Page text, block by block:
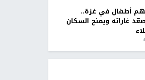
أطفال في غزة..
غاراته ويمنح السكان